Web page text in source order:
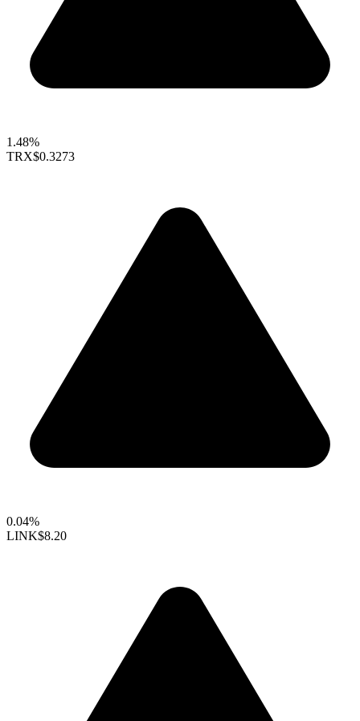
1.48%
TRX$0.3273
0.04%
LINK$8.20